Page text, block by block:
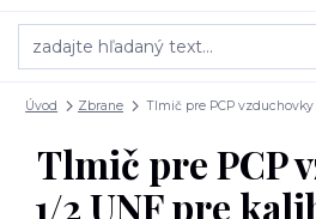
Úvod Zbrane Tlmič pre PCP vzduchovky
Tlmič pre PCP
1/2 UNF pre